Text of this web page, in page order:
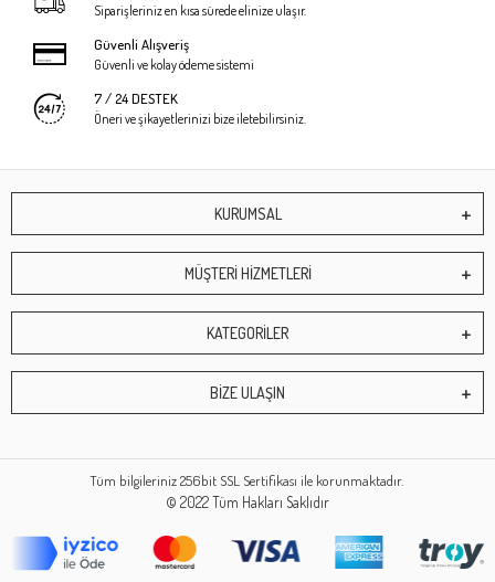
Siparişleriniz en kısa sürede elinize ulaşır.
Güvenli Alışveriş
Güvenli ve kolay ödeme sistemi
7 / 24 DESTEK
Öneri ve şikayetlerinizi bize iletebilirsiniz.
KURUMSAL
MÜŞTERİ HİZMETLERİ
KATEGORİLER
BİZE ULAŞIN
Tüm bilgileriniz 256bit SSL Sertifikası ile korunmaktadır.
© 2022Tüm Hakları Saklıdır